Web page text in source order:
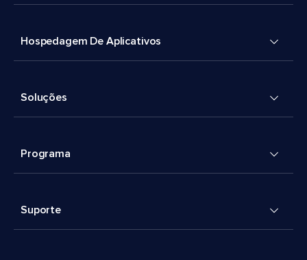
Hospedagem De Aplicativos
Soluções
Programa
Suporte